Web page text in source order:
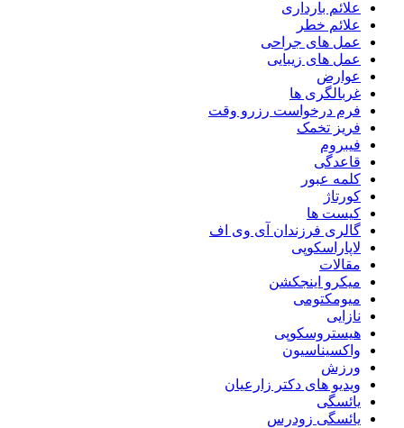
علائم بارداری
علائم خطر
عمل های جراحی
عمل های زیبایی
عوارض
غربالگری ها
فرم درخواست رزرو وقت
فریز تخمک
فیبروم
قاعدگی
کلمه عبور
کورتاژ
کیست ها
گالری فرزندان آی وی اف
لاپاراسکوپی
مقالات
میکرو اینجکشن
میومکتومی
نازایی
هیستروسکوپی
واکسیناسیون
ورزش
ویدیو های دکتر زارعیان
یائسگی
یائسگی زودرس